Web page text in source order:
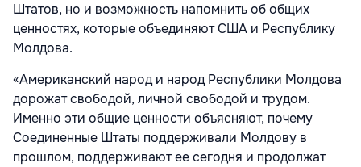
Штатов, но и возможность напомнить об общих
ценностях, которые объединяют США и Республику
Молдова.
«Американский народ и народ Республики Молдова
дорожат свободой, личной свободой и трудом.
Именно эти общие ценности объясняют, почему
Соединенные Штаты поддерживали Молдову в
прошлом, поддерживают ее сегодня и продолжат